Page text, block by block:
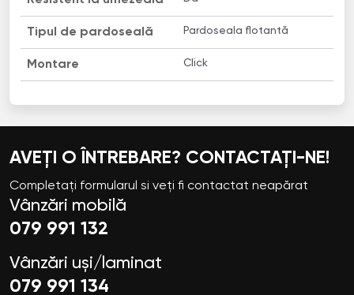
Tipul de pardoseală Pardoseala flotantă
Montare Click
AVEȚI O ÎNTREBARE? CONTACTAȚI-NE!
Completați formularul si veți fi contactat neapărat
Vânzări mobilă
079 991 132
Vânzări uși/laminat
079 991 134